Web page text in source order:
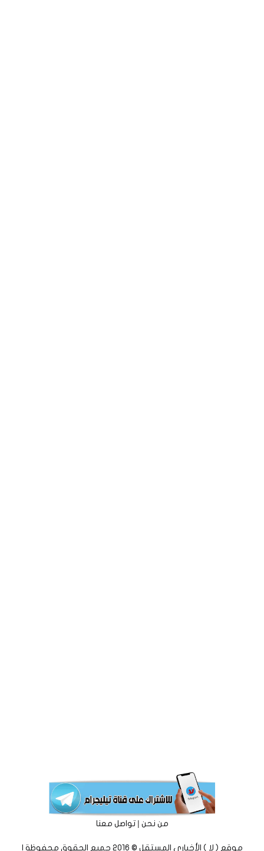
من نحن|تواصل معنا
موقع ( لا ) الأخباري المستقل © 2016 جميع الحقوق محفوظة |